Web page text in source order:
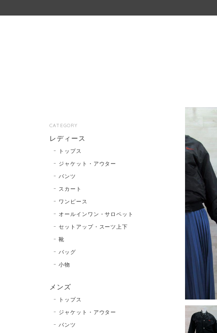
CATEGORY
レディース
トップス
ジャケット・アウター
パンツ
スカート
ワンピース
オールインワン・サロペット
セットアップ・スーツ上下
靴
バッグ
小物
メンズ
トップス
ジャケット・アウター
パンツ